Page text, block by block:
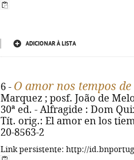
ADICIONAR À LISTA
6 - O amor nos tempos
Marquez ; posf. João de
30ª ed. - Alfragide : Dom
Tít. orig.: El amor en los
20-8563-2
Link persistente: http://